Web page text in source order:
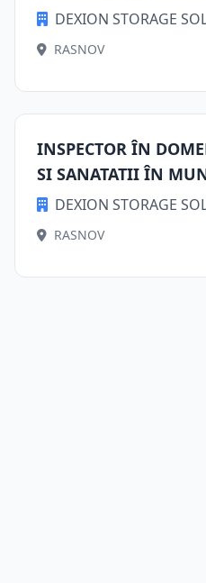
DEXION STORAGE
RASNOV
INSPECTOR ÎN
SI SANATATII ÎN
DEXION STORAGE
RASNOV